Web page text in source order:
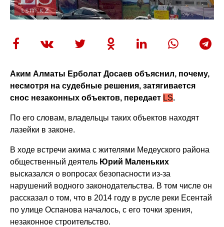
Аким Алматы Ерболат Досаев объяснил, почему,
несмотря на судебные решения, затягивается
снос незаконных объектов, передает LS.
По его словам, владельцы таких объектов находят
лазейки в законе.
В ходе встречи акима с жителями Медеуского района
общественный деятель Юрий Маленьких
высказался о вопросах безопасности из-за
нарушений водного законодательства. В том числе он
рассказал о том, что в 2014 году в русле реки Есентай
по улице Оспанова началось, с его точки зрения,
незаконное строительство.